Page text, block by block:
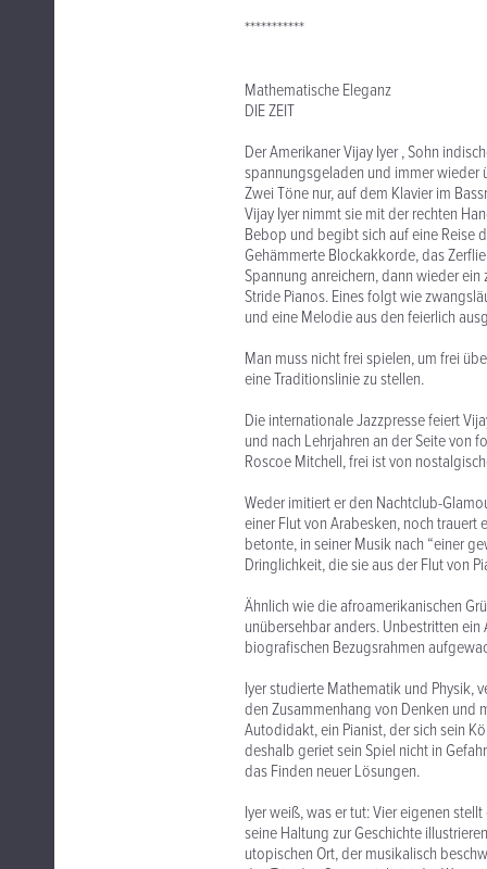
***********
Mathematische Eleganz
DIE ZEIT
Der Amerikaner Vijay Iyer , Sohn
spannungsgeladen und immer wieder
Zwei Töne nur, auf dem Klavier im
Vijay Iyer nimmt sie mit der rechten
Bebop und begibt sich auf eine Reise
Gehämmerte Blockakkorde, das
Spannung anreichern, dann wieder
Stride Pianos. Eines folgt wie
und eine Melodie aus den feierlich
Man muss nicht frei spielen, um frei
eine Traditionslinie zu stellen.
Die internationale Jazzpresse feiert
und nach Lehrjahren an der Seite von
Roscoe Mitchell, frei ist von
Weder imitiert er den Nachtclub-
einer Flut von Arabesken, noch trauert
betonte, in seiner Musik nach “einer
Dringlichkeit, die sie aus der Flut von
Ähnlich wie die afroamerikanischen
unübersehbar anders. Unbestritten
biografischen Bezugsrahmen
Iyer studierte Mathematik und Physik,
den Zusammenhang von Denken und
Autodidakt, ein Pianist, der sich sein
deshalb geriet sein Spiel nicht in
das Finden neuer Lösungen.
Iyer weiß, was er tut: Vier eigenen
seine Haltung zur Geschichte
utopischen Ort, der musikalisch